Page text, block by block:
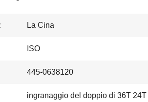
La Cina
ISO
445-0638120
ingranaggio del doppio di 36T 24T